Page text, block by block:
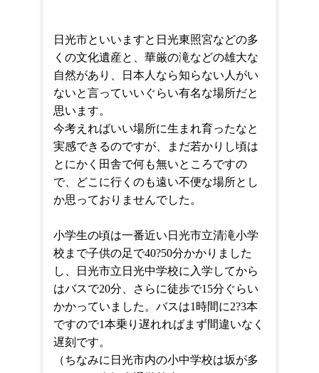
日光市といいますと日光東照宮などの多
くの文化遺産と、華厳の滝などの雄大な
自然があり、日本人なら知らない人がい
ないと言っていいぐらい有名な場所だと
思います。
今考えればいい場所に生まれ育ったなと
実感できるのですが、まだ若かりし頃は
とにかく田舎で何も無いところですの
で、どこに行くのも遠い不便な場所とし
か思っておりませんでした。
小学生の頃は一番近い日光市立清滝小学
校まで子供の足で40?50分かかりました
し、日光市立日光中学校に入学してから
はバスで20分、さらに徒歩で15分ぐらい
かかっていました。バスは1 時間に2?3本
ですので1本乗り遅れればまず間違いなく
遅刻です。
（ちなみに日光市内の小中学校は坂が多